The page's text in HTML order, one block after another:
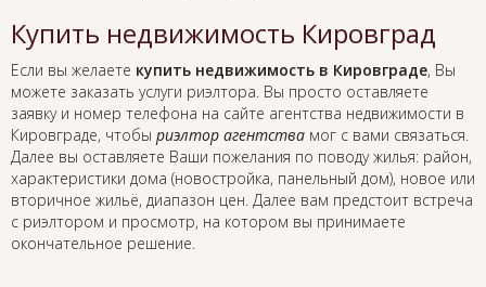
Купить недвижимость Кировград
Если вы желаете купить недвижимость в Кировграде, Вы
можете заказать услуги риэлтора. Вы просто оставляете
заявку и номер телефона на сайте агентства недвижимости в
Кировграде, чтобы риэлтор агентства мог с вами связаться.
Далее вы оставляете Ваши пожелания по поводу жилья: район,
характеристики дома (новостройка, панельный дом), новое или
вторичное жильё, диапазон цен. Далее вам предстоит встреча
с риэлтором и просмотр, на котором вы принимаете
окончательное решение.